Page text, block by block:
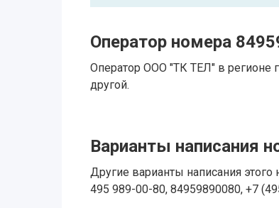
Оператор номера
Оператор ООО "ТК ТЕЛ" в регионе
другой.
Варианты написания
Другие варианты написания
495 989-00-80, 84959890080, +7